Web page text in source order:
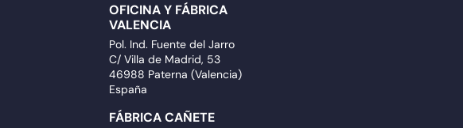
OFICINA Y FÁBRICA
VALENCIA
Pol. Ind. Fuente del Jarro
C/ Villa de Madrid, 53
46988 Paterna (Valencia)
España
FÁBRICA CAÑETE